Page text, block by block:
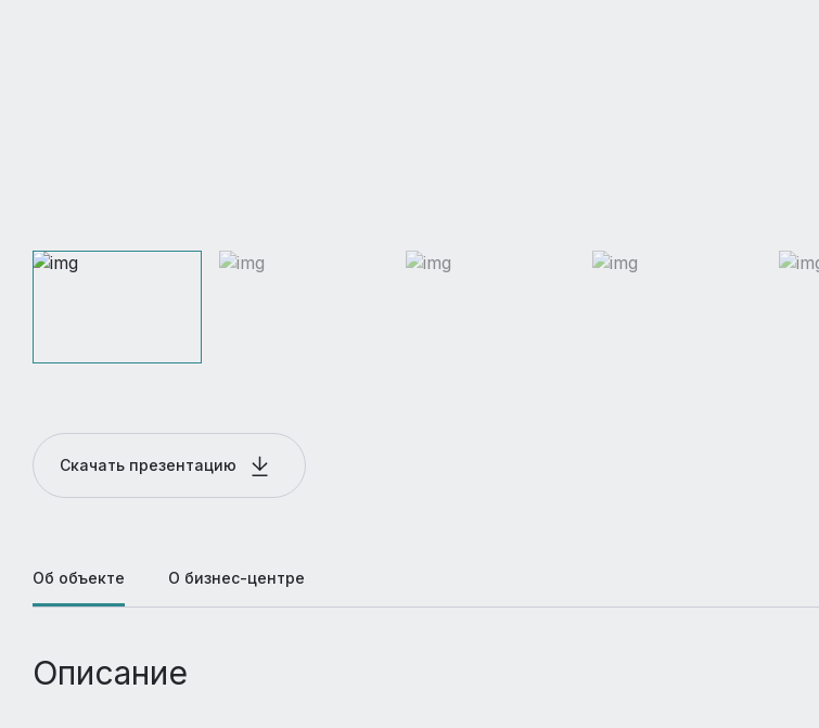
Скачать презентацию
Об объекте О бизнес-центре
Описание